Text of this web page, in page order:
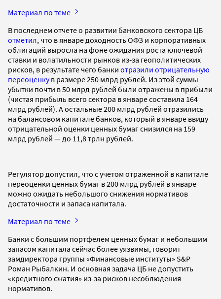
Материал по теме
В последнем отчете о развитии банковского сектора ЦБ
отметил, что в январе доходность ОФЗ и корпоративных
облигаций выросла на фоне ожидания роста ключевой
ставки и волатильности рынков из‑за геополитических
рисков, в результате чего банки отразили отрицательную
переоценкув размере 250 млрд рублей. Из этой суммы
убытки почти в 50 млрд рублей были отражены в прибыли
(чистая прибыль всего сектора в январе составила 164
млрд рублей). А остальные 200 млрд рублей отразились
на балансовом капитале банков, который в январе ввиду
отрицательной оценки ценных бумаг снизился на 159
млрд рублей — до 11,8 трлн рублей.
Регулятор допустил, что с учетом отраженной в капитале
переоценки ценных бумаг в 200 млрд рублей в январе
можно ожидать небольшого снижения нормативов
достаточности и запаса капитала.
Материал по теме
Банки с большим портфелем ценных бумаг и небольшим
запасом капитала сейчас более уязвимы, говорит
замдиректора группы «Финансовые институты» S&P
Роман Рыбалкин. И основная задача ЦБ не допустить
«кредитного сжатия» из-за рисков несоблюдения
нормативов.